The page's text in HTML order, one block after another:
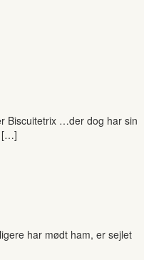
Biscuitetrix …der dog har sin
[…]
har mødt ham, er sejlet